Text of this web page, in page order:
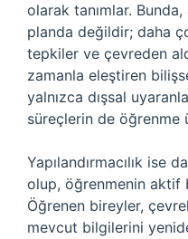
olarak tanımlar.
planda değildir; daha
tepkiler ve çevreden
zamanla eleştiren
yalnızca dışsal
süreçlerin de öğrenme
Yapılandırmacılık ise
olup, öğrenmenin aktif
Öğrenen bireyler,
mevcut bilgilerini